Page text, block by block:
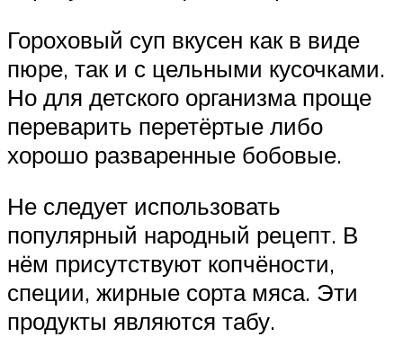
Гороховый суп вкусен как в виде
пюре, так и с цельными кусочками.
Но для детского организма проще
переварить перетёртые либо
хорошо разваренные бобовые.
Не следует использовать
популярный народный рецепт. В
нём присутствуют копчёности,
специи, жирные сорта мяса. Эти
продукты являются табу.